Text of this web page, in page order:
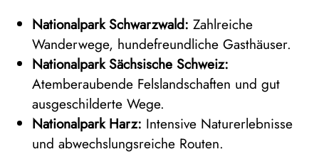
Nationalpark Schwarzwald: Zahlreiche
Wanderwege, hundefreundliche Gasthäuser.
Nationalpark Sächsische Schweiz:
Atemberaubende Felslandschaften und gut
ausgeschilderte Wege.
Nationalpark Harz: Intensive Naturerlebnisse
und abwechslungsreiche Routen.